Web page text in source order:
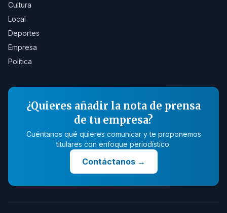
Cultura
Local
Deportes
Empresa
Política
¿Quieres añadir la nota de prensa
de tu empresa?
Cuéntanos qué quieres comunicar y te proponemos
titulares con enfoque periodístico.
Contáctanos→